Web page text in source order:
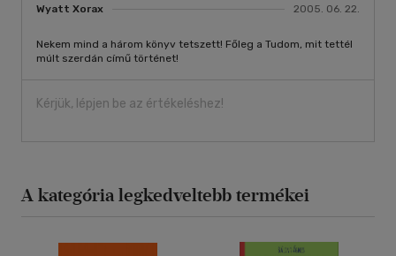
Wyatt Xorax 2005. 06. 22.
Nekem mind a három könyv tetszett! Főleg a Tudom, mit tettél
múlt szerdán című történet!
Kérjük, lépjen be az értékeléshez!
A kategória legkedveltebb termékei